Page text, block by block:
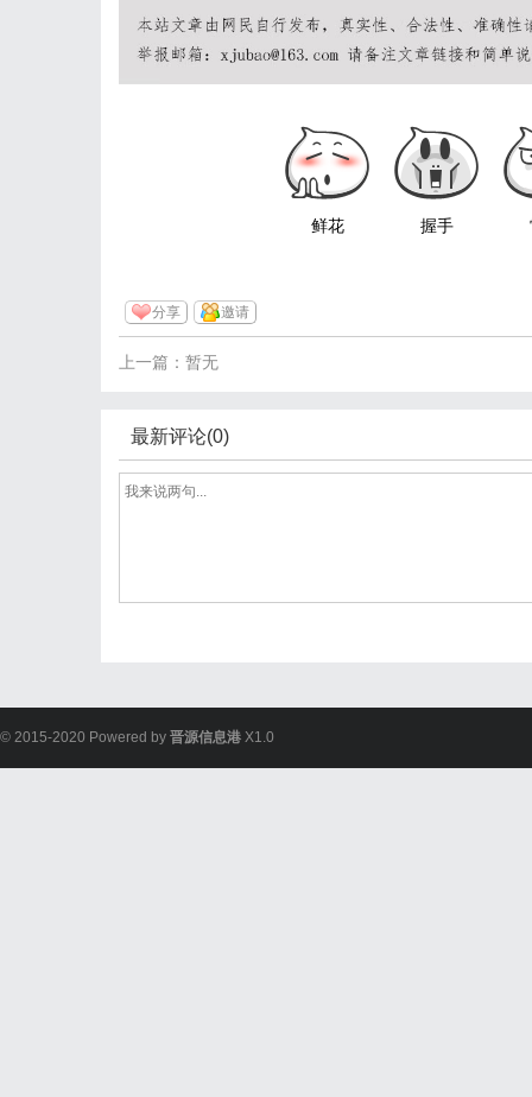
鲜花 握手
分享 邀请
上一篇：暂无
最新评论(0)
© 2015-2020 Powered by 晋源信息港 X1.0